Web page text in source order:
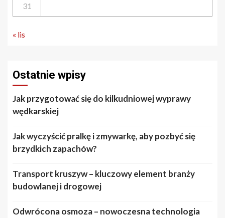
31
« lis
Ostatnie wpisy
Jak przygotować się do kilkudniowej wyprawy
wędkarskiej
Jak wyczyścić pralkę i zmywarkę, aby pozbyć się
brzydkich zapachów?
Transport kruszyw – kluczowy element branży
budowlanej i drogowej
Odwrócona osmoza – nowoczesna technologia